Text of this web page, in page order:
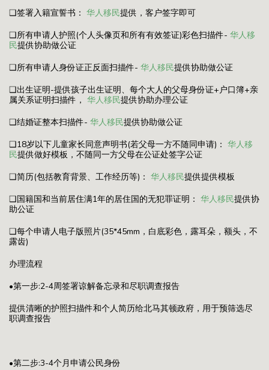
❑签署入籍宣誓书： 华人移民提供，客户签字即可
❑所有申请人护照(个人头像页和所有有效签证)彩色扫描件- 华人移
民提供协助做公证
❑所有申请人身份证正反面扫描件- 华人移民提供协助做公证
❑出生证明-提供孩子出生证明、每个大人的父母身份证+户口簿+亲
属关系证明扫描件， 华人移民提供协助办理公证
❑结婚证整本扫描件- 华人移民提供协助做公证
❑18岁以下儿童家长同意声明书(若父母一方不随同申请)： 华人移
民提供做好模板，不随同一方父母在公证处签字公证
❑简历(包括教育背景、工作经历等)： 华人移民提供提供模板
❑国籍国和当前居住满1年的居住国的无犯罪证明： 华人移民提供协
助公证
❑每个申请人电子版照片(35*45mm，白底彩色，露耳朵，额头，不
露齿)
办理流程
•第一步:2-4周签署谅解备忘录和尽职调查报告
提供清晰的护照扫描件和个人简历给北马其顿政府，用于预筛选尽
职调查报告
•第二步:3-4个月申请公民身份